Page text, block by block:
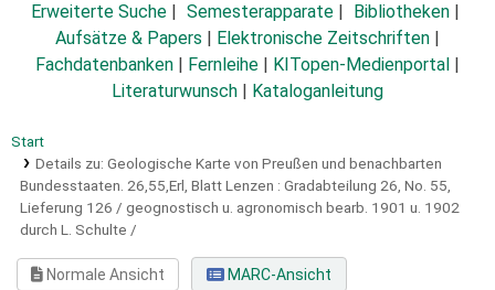
Erweiterte Suche Semesterapparate
Bibliotheken
Aufsätze & Papers
Elektronische Zeitschriften
Fachdatenbanken
Fernleihe KITopen-Medienportal
Literaturwunsch
Kataloganleitung
Start
Details zu: Geologische Karte von Preußen und benachbarten
Bundesstaaten. 26,55,Erl, Blatt Lenzen : Gradabteilung 26, No. 55,
Lieferung 126 / geognostisch u. agronomisch bearb. 1901 u. 1902
durch L. Schulte /
Normale Ansicht
MARC-Ansicht